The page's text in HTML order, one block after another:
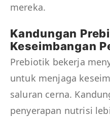
mereka.
Kandungan
Keseimbangan
Prebiotik bekerja
untuk menjaga
saluran cerna.
penyerapan nutrisi